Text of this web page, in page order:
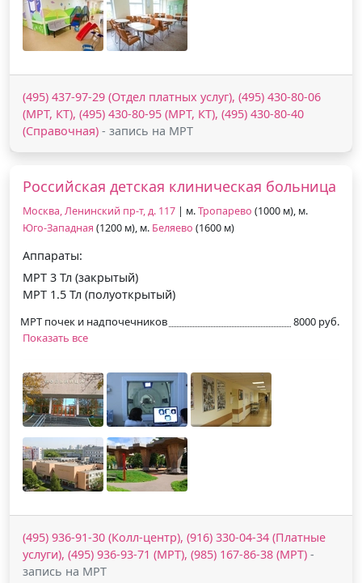
(495) 437-97-29 (Отдел платных услуг), (495) 430-80-06
(МРТ, КТ), (495) 430-80-95 (МРТ, КТ), (495) 430-80-40
(Справочная) - запись на МРТ
Российская детская клиническая больница
Москва, Ленинский пр-т, д. 117 | м.Тропарево (1000 м), м.
Юго-Западная (1200 м), м. Беляево (1600 м)
Аппараты:
МРТ 3 Тл (закрытый)
МРТ 1.5 Тл (полуоткрытый)
МРТ почек и надпочечников
8000 руб.
Показать все
(495) 936-91-30 (Колл-центр), (916) 330-04-34 (Платные
услуги), (495) 936-93-71 (МРТ), (985) 167-86-38 (МРТ) -
запись на МРТ